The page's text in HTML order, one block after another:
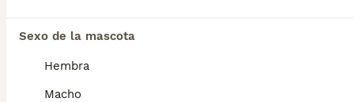
Sexo de la mascota
Hembra
Macho
jovencito, lo aceptará sin problemas. De lo